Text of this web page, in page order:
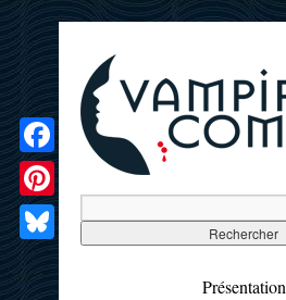
Présentation
Facebook
Pinterest
Bluesky